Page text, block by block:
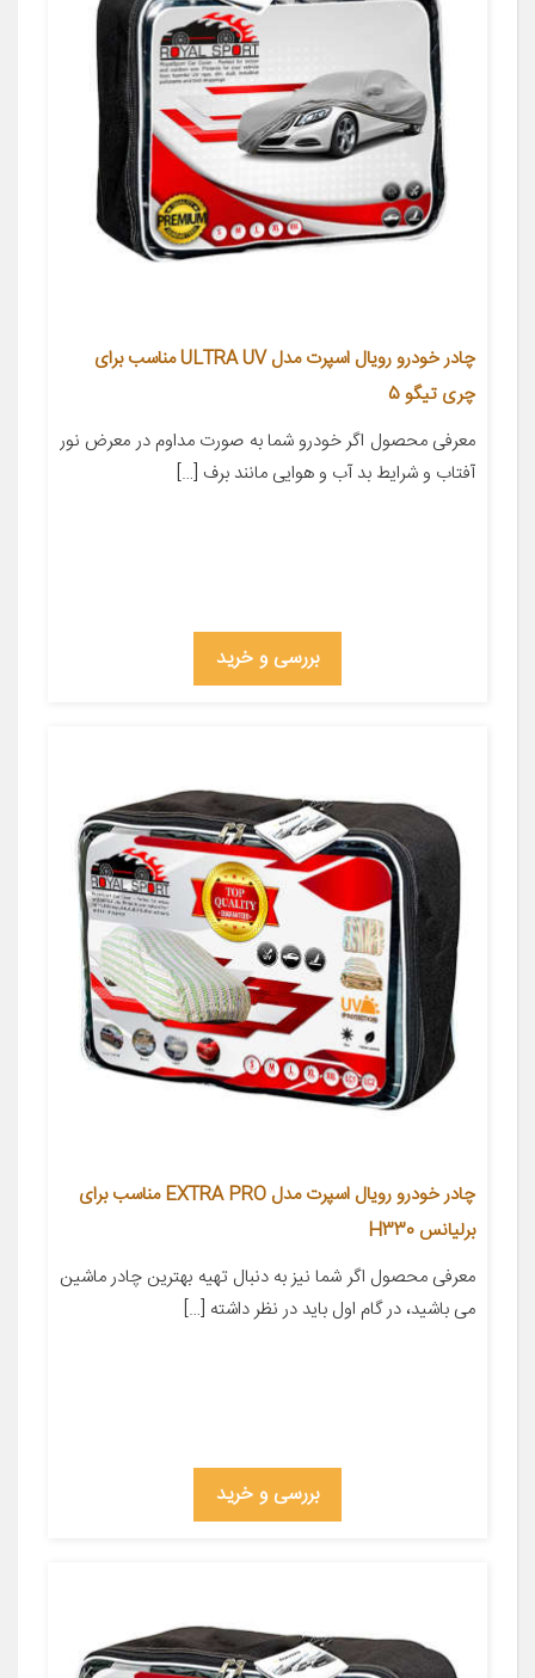
چادر خودرو رویال اسپرت مدل ULTRA UV مناسب برای
چری تیگو 5
معرفی محصول اگر خودرو شما به صورت مداوم در معرض نور
آفتاب و شرایط بد آب و هوایی مانند برف […]
بررسی و خرید
چادر خودرو رویال اسپرت مدل EXTRA PRO مناسب برای
برلیانس H330
معرفی محصول اگر شما نیز به دنبال تهیه بهترین چادر ماشین
می باشید، در گام اول باید در نظر داشته […]
بررسی و خرید